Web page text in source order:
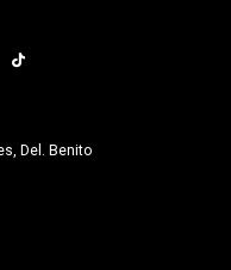
Del. Benito